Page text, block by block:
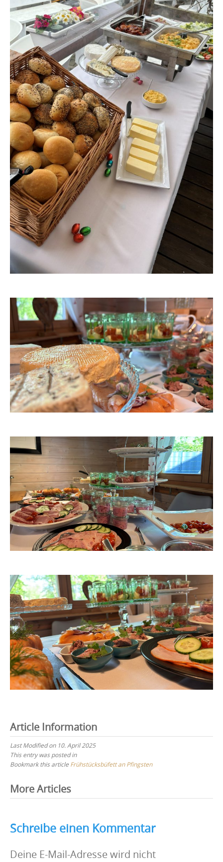
Article Information
Last Modified on 10. April 2025
This entry was posted in
Bookmark this article Frühstücksbüfett an Pfingsten
Post
navigation
More Articles
Schreibe einen Kommentar
Deine E-Mail-Adresse wird nicht